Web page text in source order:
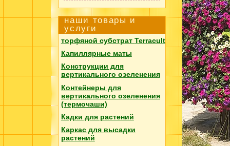
наши товары и
услуги
торфяной субстрат Terracult
Капиллярные маты
Конструкции для
вертикального озеленения
Контейнеры для
вертикального озеленения
(термочаши)
Кадки для растений
Каркас для высадки
растений